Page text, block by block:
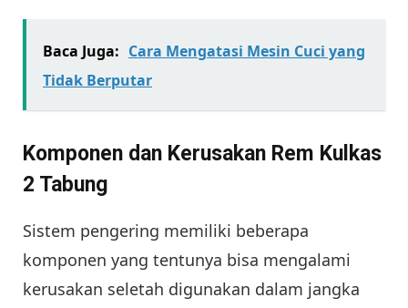
Baca Juga: Cara Mengatasi Mesin Cuci yang
Tidak Berputar
Komponen dan Kerusakan Rem Kulkas
2 Tabung
Sistem pengering memiliki beberapa
komponen yang tentunya bisa mengalami
kerusakan seletah digunakan dalam jangka